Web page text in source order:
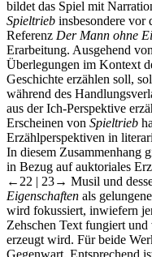
bildet das Spiel mit
Spieltrieb insbesondere vor
Referenz Der Mann ohne
Erarbeitung. Ausgehend
Überlegungen im Kontext
Geschichte erzählen soll,
während des
aus der Ich-Perspektive
Erscheinen von Spieltrieb
Erzählperspektiven in
In diesem Zusammenhang
in Bezug auf auktoriales
←22 | 23→ Musil und
Eigenschaften als
wird fokussiert, inwiefern
Zehschen Text fungiert
erzeugt wird. Für beide
Gegenwart. Entsprechend